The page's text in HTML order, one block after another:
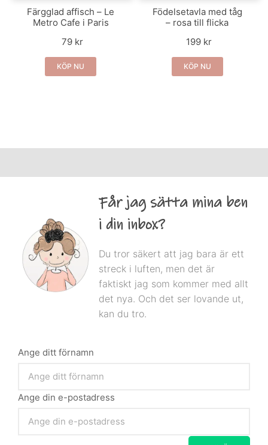
Färgglad affisch – Le
Metro Cafe i Paris
79 kr
KÖP NU
Födelsetavla med tåg
– rosa till flicka
199 kr
KÖP NU
Får jag sätta mina ben
i din inbox?
Du tror säkert att jag bara är ett
streck i luften, men det är
faktiskt jag som kommer med allt
det nya. Och det ser lovande ut,
kan du tro.
Ange ditt förnamn
Ange din e-postadress